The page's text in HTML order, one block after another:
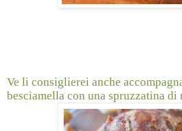
Ve li consiglierei anche
besciamella con una spruzzatina di